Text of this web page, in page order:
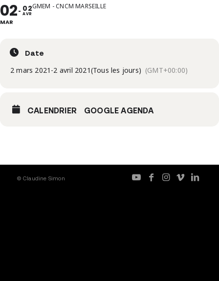
02
MAR
02
AVR
GMEM - CNCM MARSEILLE
Date
2 mars 2021 -2 avril 2021(Tous les jours) (GMT+00:00)
CALENDRIER GOOGLE AGENDA
© Claudine Simon